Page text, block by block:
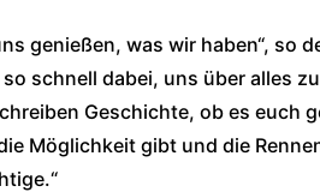
genießen, was wir haben“, so
schnell dabei, uns über alles
Geschichte, ob es euch
Möglichkeit gibt und die